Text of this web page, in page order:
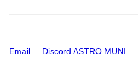
Email Discord ASTRO MUNI